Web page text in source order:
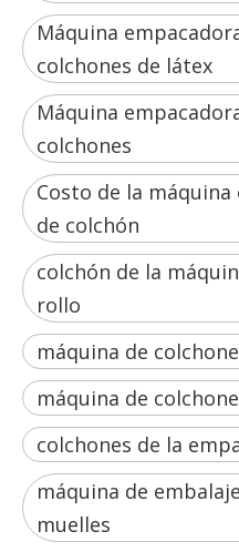
Máquina
colchones de látex
Máquina
colchones
Costo de la
de colchón
colchón de la
rollo
máquina de
máquina de
colchones de la
máquina de
muelles